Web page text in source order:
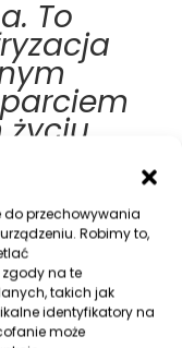
do przechowywania
Robimy to,
na te
takich jak
identyfikatory na
może
To
życiu
dla
–